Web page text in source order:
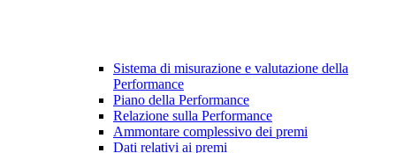
Sistema di misurazione e valutazione della
Performance
Piano della Performance
Relazione sulla Performance
Ammontare complessivo dei premi
Dati relativi ai premi